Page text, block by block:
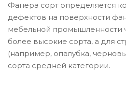
Фанера сорт определяется
дефектов на поверхности
мебельной
более высокие сорта, а для
(например, опалубка,
сорта средней категории.